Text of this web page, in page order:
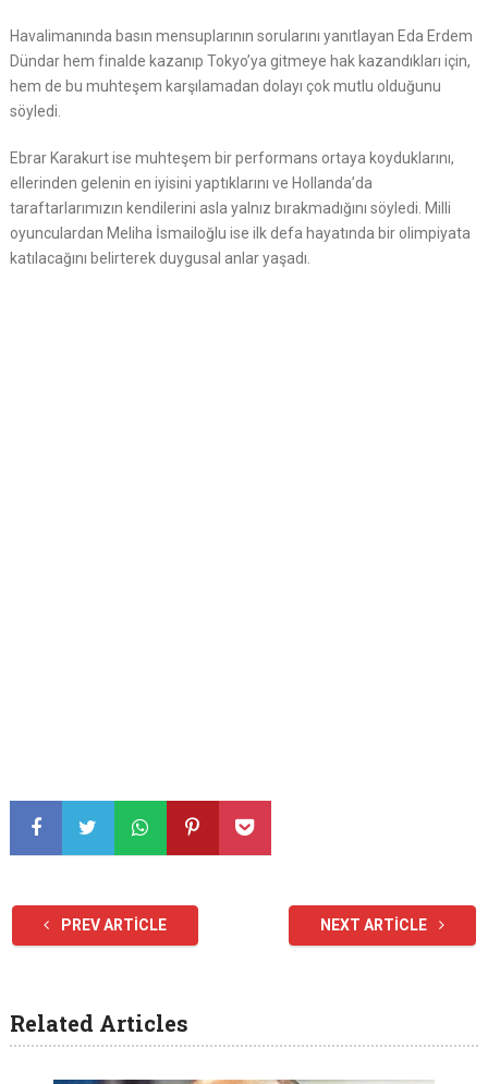
Havalimanında basın mensuplarının sorularını yanıtlayan Eda Erdem
Dündar hem finalde kazanıp Tokyo’ya gitmeye hak kazandıkları için,
hem de bu muhteşem karşılamadan dolayı çok mutlu olduğunu
söyledi.
Ebrar Karakurt ise muhteşem bir performans ortaya koyduklarını,
ellerinden gelenin en iyisini yaptıklarını ve Hollanda’da
taraftarlarımızın kendilerini asla yalnız bırakmadığını söyledi. Milli
oyunculardan Meliha İsmailoğlu ise ilk defa hayatında bir olimpiyata
katılacağını belirterek duygusal anlar yaşadı.
PREV ARTICLE NEXT ARTICLE
Related Articles